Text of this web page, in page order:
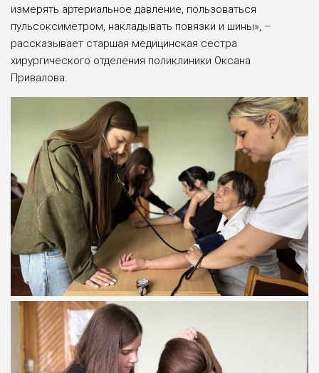
измерять артериальное давление, пользоваться
пульсоксиметром, накладывать повязки и шины», –
рассказывает старшая медицинская сестра
хирургического отделения поликлиники Оксана
Привалова.